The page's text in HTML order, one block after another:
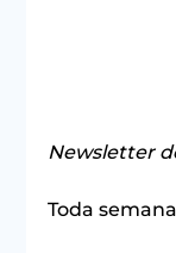
Newsletter
Toda